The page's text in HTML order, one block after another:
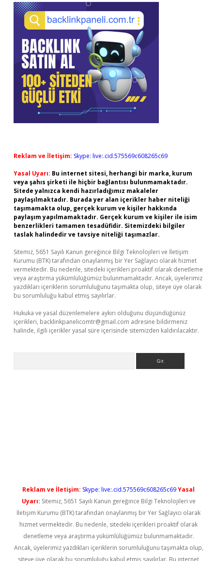
Reklam ve İletişim: Skype: live:.cid.575569c608265c69
Yasal Uyarı: Bu internet sitesi, herhangi bir marka, kurum
veya şahıs şirketi ile hiçbir bağlantısı bulunmamaktadır.
Sitede yalnızca kendi hazırladığımız makaleler
paylaşılmaktadır. Burada yer alan içerikler haber niteliği
taşımamakta olup, gerçek kurum ve kişiler hakkında
paylaşım yapılmamaktadır. Gerçek kurum ve kişiler ile isim
benzerlikleri tamamen tesadüfidir. Sitemizdeki bilgiler
taslak halindedir ve tavsiye niteliği taşımazlar.
Sitemiz, 5651 Sayılı Kanun gereğince Bilgi Teknolojileri ve İletişim
Kurumu (BTK) tarafından onaylanmış bir Yer Sağlayıcı olarak hizmet
vermektedir. Bu nedenle, sitedeki içerikleri proaktif olarak denetleme
veya araştırma yükümlülüğümüz bulunmamaktadır. Ancak, üyelerimiz
yazdıkları içeriklerin sorumluluğunu taşımakta olup, siteye üye olarak
bu sorumluluğu kabul etmiş sayılırlar.
Hukuka ve yasal düzenlemelere aykırı olduğunu düşündüğünüz
içerikleri, backlinkpanelicomtr@gmail.com adresine bildirmeniz
halinde, ilgili içerikler yasal süre içerisinde sitemizden kaldırılacaktır.
Reklam ve İletişim: Skype: live:.cid.575569c608265c69Yasal
Uyarı: Sitemiz, 5651 Sayılı Kanun gereğince Bilgi Teknolojileri ve
İletişim Kurumu (BTK) tarafından onaylanmış bir Yer Sağlayıcı olarak
hizmet vermektedir. Bu nedenle, sitedeki içerikleri proaktif olarak
denetleme veya araştırma yükümlülüğümüz bulunmamaktadır.
Ancak, üyelerimiz yazdıkları içeriklerin sorumluluğunu taşımakta olup,
siteye üye olarak bu sorumluluğu kabul etmiş sayılırlar. Bu internet